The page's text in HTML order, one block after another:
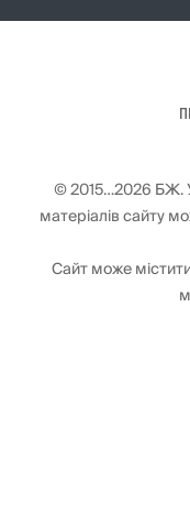
© 2015…2026 БЖ.
матеріалів сайту
Сайт може